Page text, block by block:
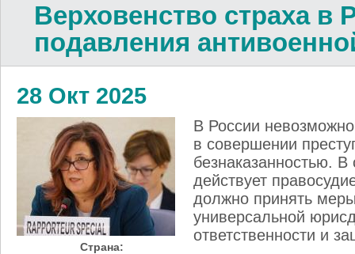
Верховенство страха в
подавления
28 Окт 2025
В России
в совершении
безнаказанностью. В
действует
должно принять
универсальной
ответственности и
Страна: